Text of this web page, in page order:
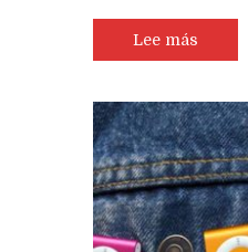
Lee más